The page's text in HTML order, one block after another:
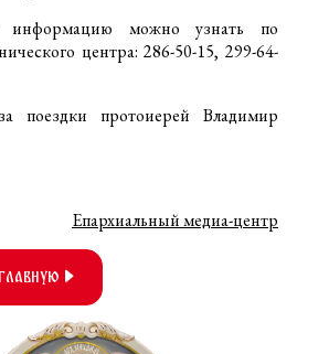
информацию можно узнать по
центра: 286-50-15, 299-64-
поездки протоиерей Владимир
Епархиальный медиа-центр